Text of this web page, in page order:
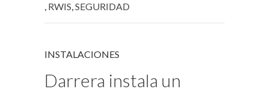
, RWIS,SEGURIDAD
INSTALACIONES
Darrera instala un